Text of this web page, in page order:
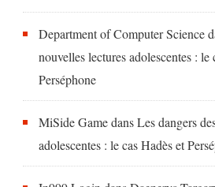
Department of Computer Science
nouvelles lectures adolescentes : le
Perséphone
MiSide GamedansLes dangers
adolescentes : le cas Hadès et